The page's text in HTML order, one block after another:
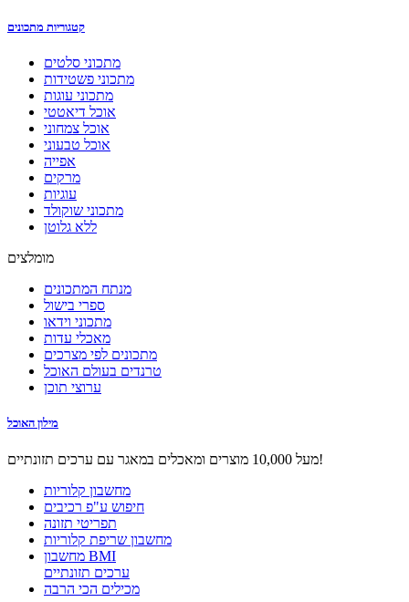
קטגוריות מתכונים
מתכוני סלטים
מתכוני פשטידות
מתכוני עוגות
אוכל דיאטטי
אוכל צמחוני
אוכל טבעוני
אפייה
מרקים
עוגיות
מתכוני שוקולד
ללא גלוטן
מומלצים
מנתח המתכונים
ספרי בישול
מתכוני וידאו
מאכלי עדות
מתכונים לפי מצרכים
טרנדים בעולם האוכל
ערוצי תוכן
מילון האוכל
מעל 10,000 מוצרים ומאכלים במאגר עם ערכים תזונתיים!
מחשבון קלוריות
חיפוש ע"פ רכיבים
תפריטי תזונה
מחשבון שריפת קלוריות
מחשבון BMI
ערכים תזונתיים
מכילים הכי הרבה